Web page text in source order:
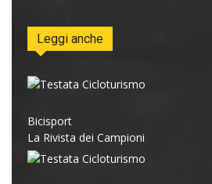
Leggi anche
Bicisport
La Rivista dei Campioni